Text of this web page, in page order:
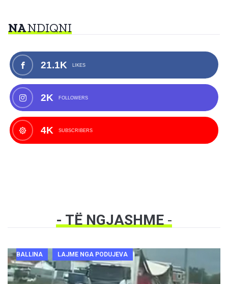
NANDIQNI
21.1K LIKES
2K FOLLOWERS
4K SUBSCRIBERS
- TË NGJASHME-
BALLINA LAJME NGA PODUJEVA